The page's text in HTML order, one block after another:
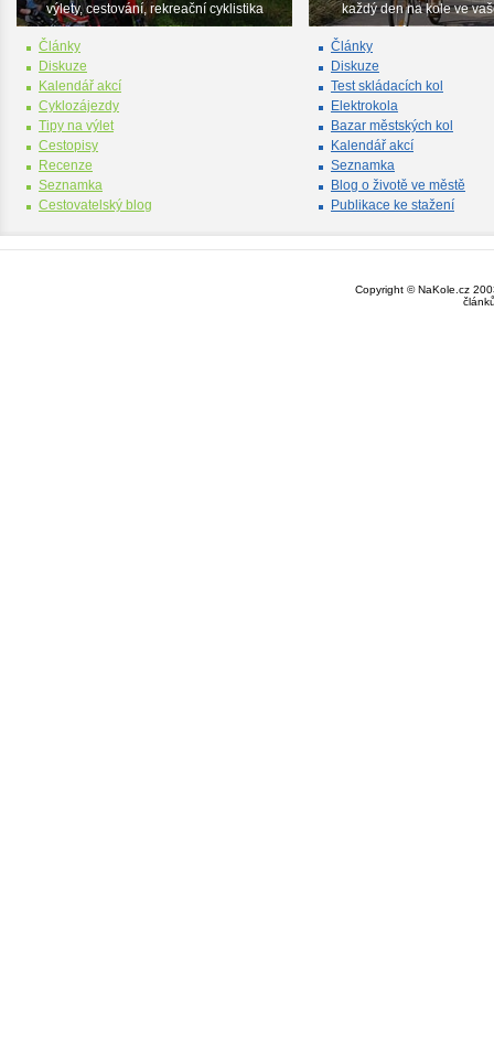
výlety, cestování, rekreační cyklistika
Články
Diskuze
Kalendář akcí
Cyklozájezdy
Tipy na výlet
Cestopisy
Recenze
Seznamka
Cestovatelský blog
každý den na kole ve
Články
Diskuze
Test skládacích kol
Elektrokola
Bazar městských kol
Kalendář akcí
Seznamka
Blog o životě ve městě
Publikace ke stažení
Copyright © NaKole.cz